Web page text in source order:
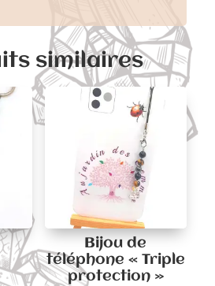
similaires
Bijou de
téléphone « Triple
protection »